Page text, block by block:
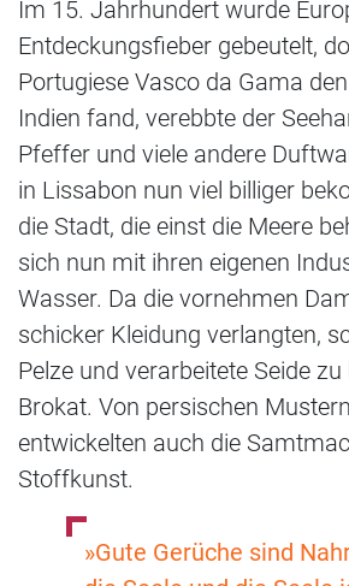
Im 15. Jahrhundert wurde
Entdeckungsfieber gebeutelt,
Portugiese Vasco da Gama
Indien fand, verebbte der
Pfeffer und viele andere
in Lissabon nun viel billiger
die Stadt, die einst die Meere
sich nun mit ihren eigenen
Wasser. Da die vornehmen
schicker Kleidung verlangten,
Pelze und verarbeitete Seide
Brokat. Von persischen
entwickelten auch die
Stoffkunst.
»Gute Gerüche sind